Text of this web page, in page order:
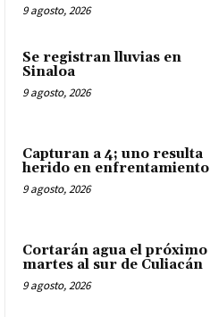
9 agosto, 2026
Se registran lluvias en
Sinaloa
9 agosto, 2026
Capturan a 4; uno resulta
herido en enfrentamiento
9 agosto, 2026
Cortarán agua el próximo
martes al sur de Culiacán
9 agosto, 2026